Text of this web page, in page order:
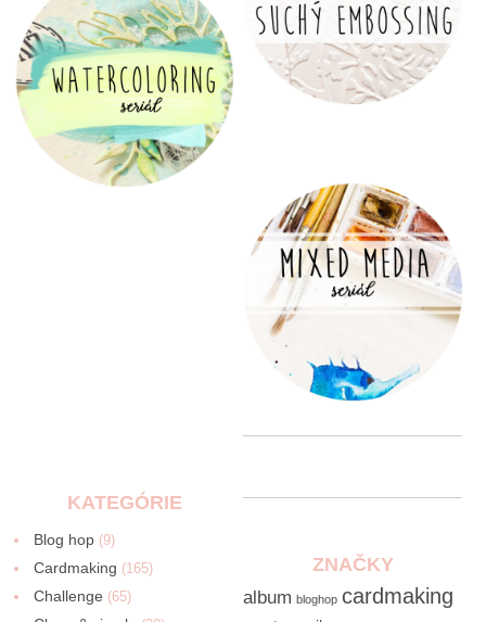
KATEGÓRIE
Blog hop (9)
Cardmaking (165)
Challenge (65)
ZNAČKY
album bloghop cardmaking